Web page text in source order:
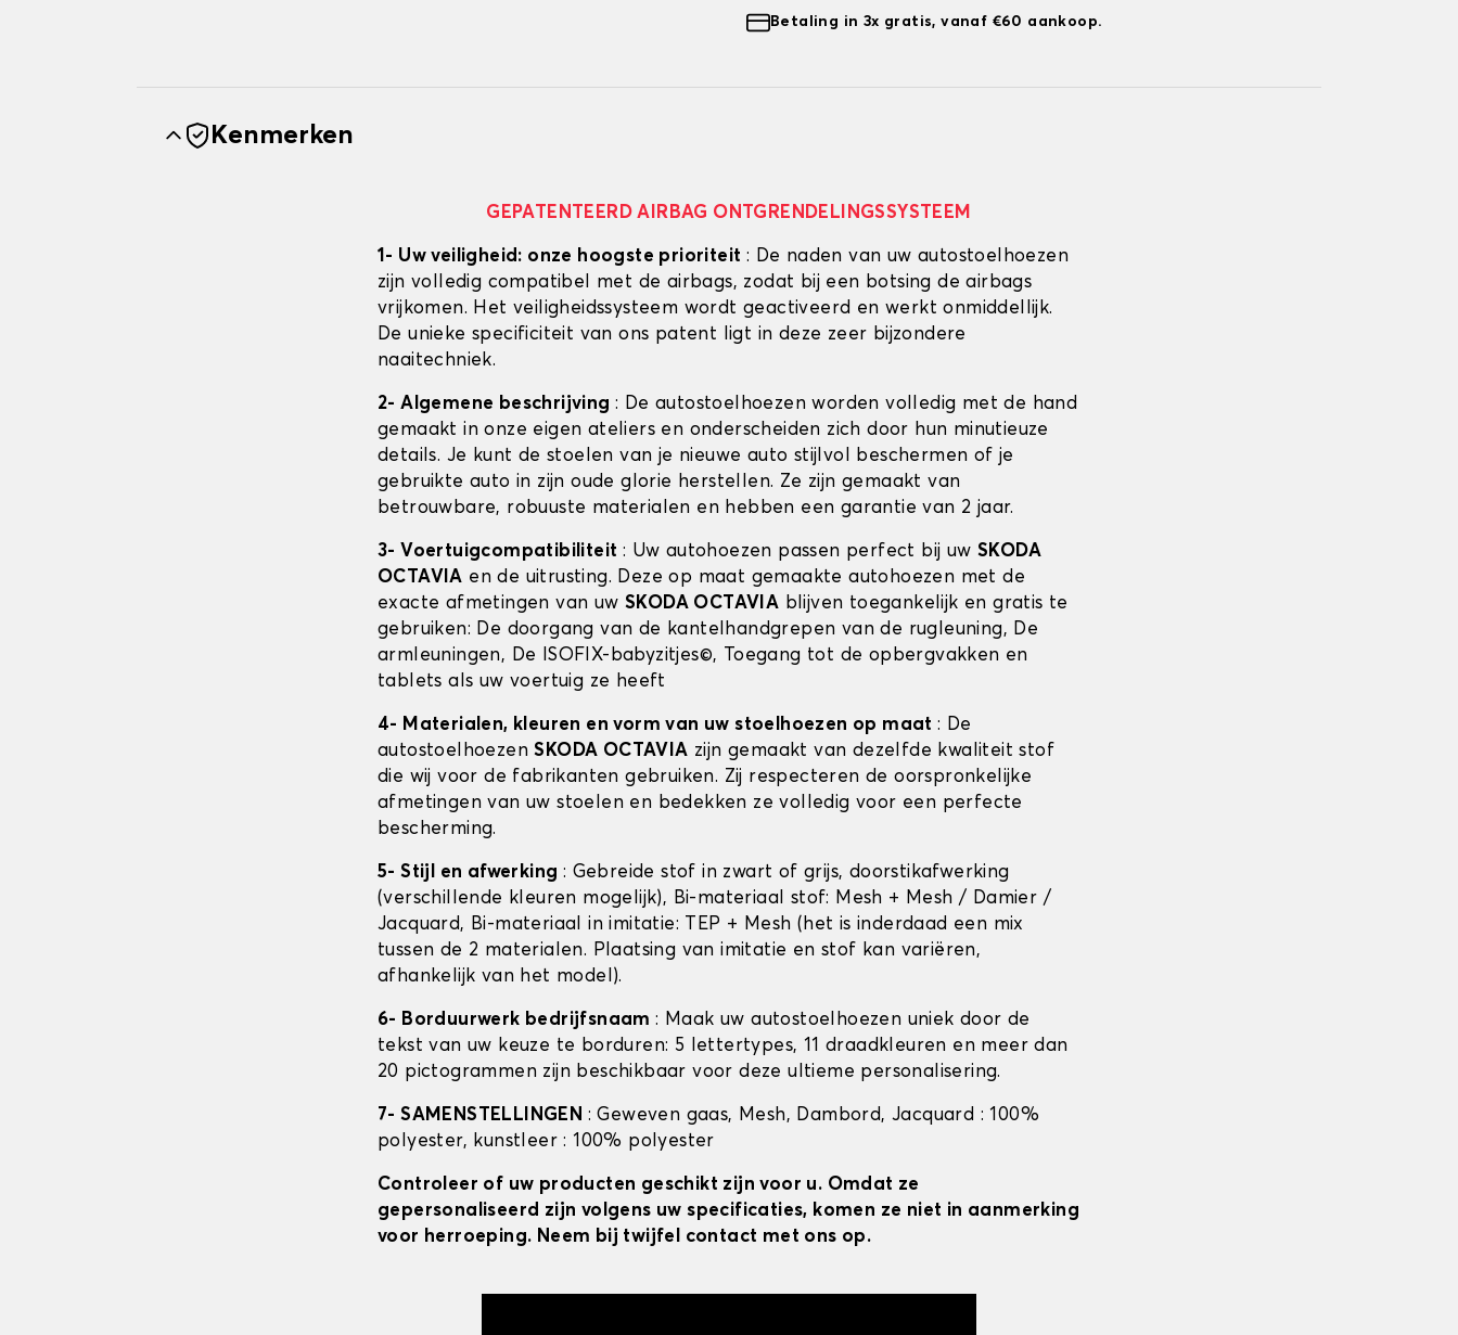
Betaling in 3x gratis, vanaf €60 aankoop.
Kenmerken
GEPATENTEERD AIRBAG ONTGRENDELINGSSYSTEEM
1- Uw veiligheid: onze hoogste prioriteit : De naden van uw autostoelhoezen
zijn volledig compatibel met de airbags, zodat bij een botsing de airbags
vrijkomen. Het veiligheidssysteem wordt geactiveerd en werkt onmiddellijk.
De unieke specificiteit van ons patent ligt in deze zeer bijzondere
naaitechniek.
2- Algemene beschrijving : De autostoelhoezen worden volledig met de hand
gemaakt in onze eigen ateliers en onderscheiden zich door hun minutieuze
details. Je kunt de stoelen van je nieuwe auto stijlvol beschermen of je
gebruikte auto in zijn oude glorie herstellen. Ze zijn gemaakt van
betrouwbare, robuuste materialen en hebben een garantie van 2 jaar.
3- Voertuigcompatibiliteit : Uw autohoezen passen perfect bij uwSKODA
OCTAVIA en de uitrusting. Deze op maat gemaakte autohoezen met de
exacte afmetingen van uw SKODA OCTAVIA blijven toegankelijk en gratis te
gebruiken: De doorgang van de kantelhandgrepen van de rugleuning, De
armleuningen, De ISOFIX-babyzitjes©, Toegang tot de opbergvakken en
tablets als uw voertuig ze heeft
4- Materialen, kleuren en vorm van uw stoelhoezen op maat: De
autostoelhoezenSKODA OCTAVIA zijn gemaakt van dezelfde kwaliteit stof
die wij voor de fabrikanten gebruiken. Zij respecteren de oorspronkelijke
afmetingen van uw stoelen en bedekken ze volledig voor een perfecte
bescherming.
5- Stijl en afwerking : Gebreide stof in zwart of grijs, doorstikafwerking
(verschillende kleuren mogelijk), Bi-materiaal stof: Mesh + Mesh / Damier /
Jacquard, Bi-materiaal in imitatie: TEP + Mesh (het is inderdaad een mix
tussen de 2 materialen. Plaatsing van imitatie en stof kan variëren,
afhankelijk van het model).
6- Borduurwerk bedrijfsnaam: Maak uw autostoelhoezen uniek door de
tekst van uw keuze te borduren: 5 lettertypes, 11 draadkleuren en meer dan
20 pictogrammen zijn beschikbaar voor deze ultieme personalisering.
7- SAMENSTELLINGEN : Geweven gaas, Mesh, Dambord, Jacquard : 100%
polyester, kunstleer : 100% polyester
Controleer of uw producten geschikt zijn voor u. Omdat ze
gepersonaliseerd zijn volgens uw specificaties, komen ze niet in aanmerking
voor herroeping. Neem bij twijfel contact met ons op.